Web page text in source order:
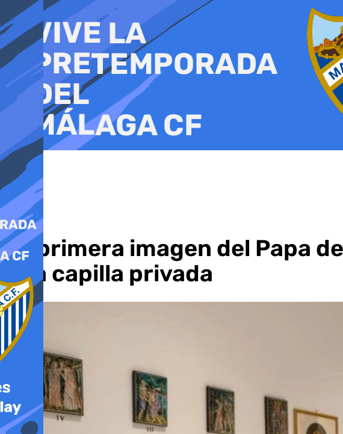
al
contenido
La primera imagen del Papa
una capilla privada